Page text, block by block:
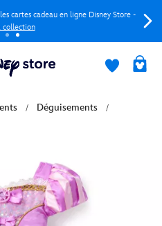
cartes cadeau en ligne Disney Store -
collection
Déguisements